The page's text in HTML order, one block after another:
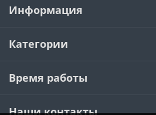
Информация
Категории
Время работы
Наши контакты